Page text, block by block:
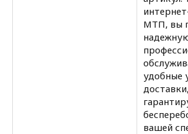
МТП, вы
удобные
вашей